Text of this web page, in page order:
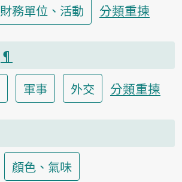
財務單位、活動 分類重揀
¶
軍事 外交 分類重揀
顏色、氣味